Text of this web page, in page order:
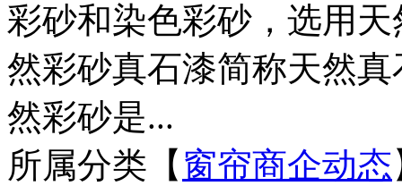
彩砂和染色彩砂，选用
然彩砂真石漆简称天然
然彩砂是...
所属分类【 窗帘商企动态